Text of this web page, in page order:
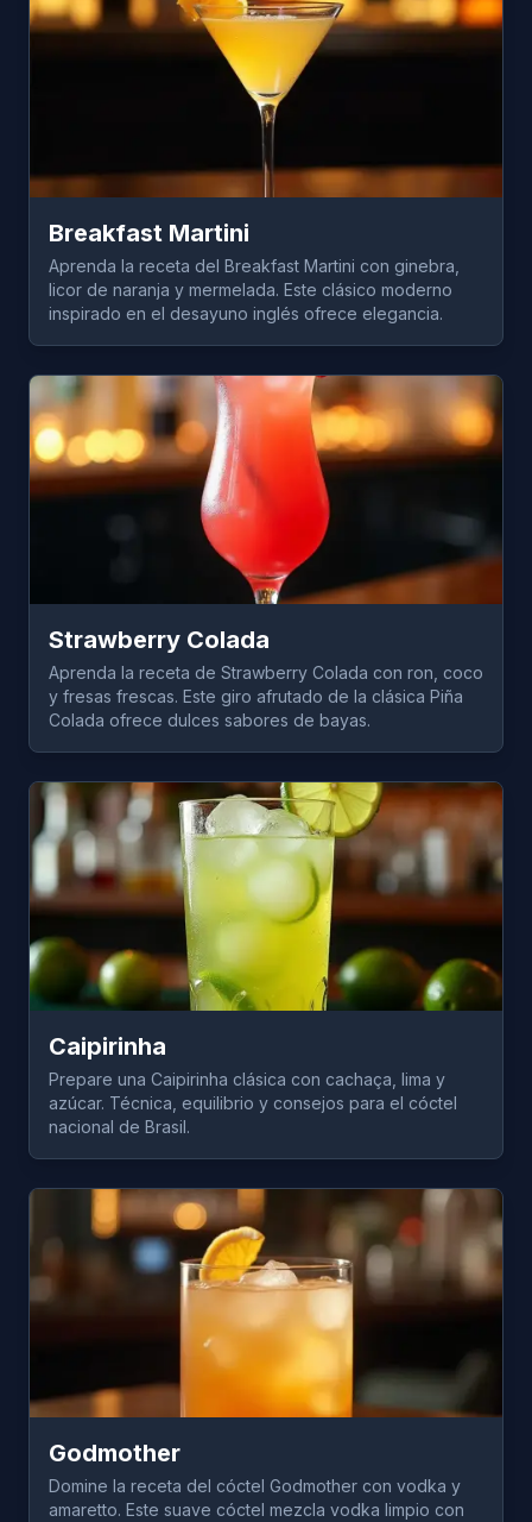
Breakfast Martini
Aprenda la receta del Breakfast Martini con ginebra,
licor de naranja y mermelada. Este clásico moderno
inspirado en el desayuno inglés ofrece elegancia.
Strawberry Colada
Aprenda la receta de Strawberry Colada con ron, coco
y fresas frescas. Este giro afrutado de la clásica Piña
Colada ofrece dulces sabores de bayas.
Caipirinha
Prepare una Caipirinha clásica con cachaça, lima y
azúcar. Técnica, equilibrio y consejos para el cóctel
nacional de Brasil.
Godmother
Domine la receta del cóctel Godmother con vodka y
amaretto. Este suave cóctel mezcla vodka limpio con